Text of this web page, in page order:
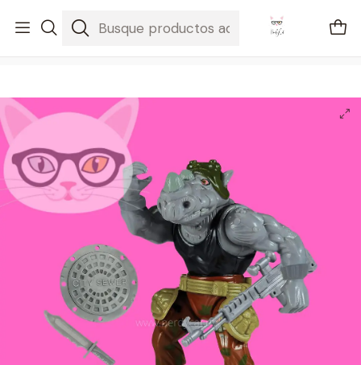
🚐 Envíos Nacionales gratis en compras mayores a $2100